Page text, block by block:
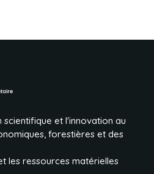
et l'innovation au
forestières et des
les ressources matérielles